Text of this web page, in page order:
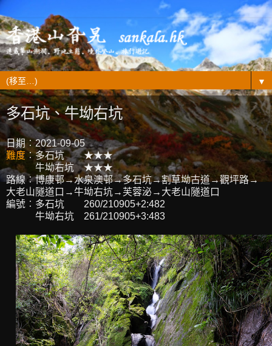
▼
多石坑、牛坳右坑
日期︰2021-09-05
難度 ︰多石坑 ★★★
牛坳右坑 ★★★
路線︰博康邨→水泉澳邨→多石坑→割草坳古道→觀坪路→
大老山隧道口→牛坳右坑→芙蓉泌→大老山隧道口
編號︰多石坑 260/210905+2:482
牛坳右坑 261/210905+3:483